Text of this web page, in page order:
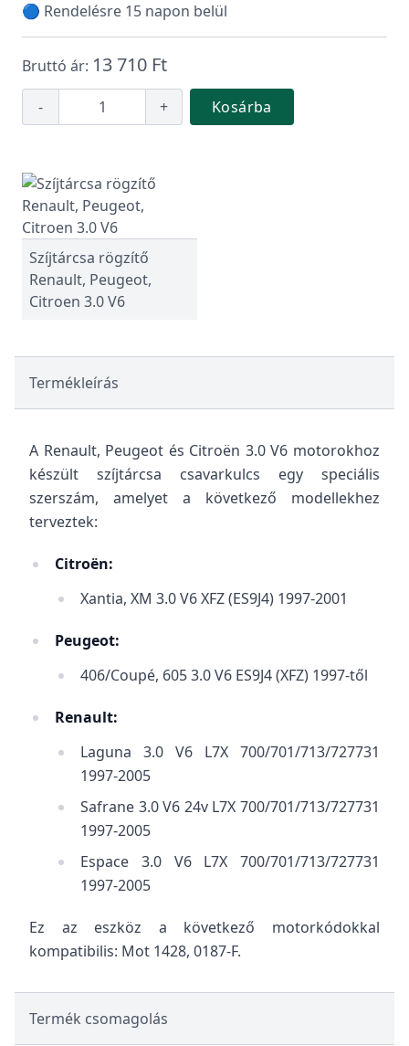
🔵 Rendelésre 15 napon belül
Bruttó ár: 13 710 Ft
- + Kosárba
Szíjtárcsa rögzítő
Renault, Peugeot,
Citroen 3.0 V6
Termékleírás
A Renault, Peugeot és Citroën 3.0 V6 motorokhoz
készült szíjtárcsa csavarkulcs egy speciális
szerszám, amelyet a következő modellekhez
terveztek:
Citroën:
Xantia, XM 3.0 V6 XFZ (ES9J4) 1997-2001
Peugeot:
406/Coupé, 605 3.0 V6 ES9J4 (XFZ) 1997-től
Renault:
Laguna 3.0 V6 L7X 700/701/713/727731
1997-2005
Safrane 3.0 V6 24v L7X 700/701/713/727731
1997-2005
Espace 3.0 V6 L7X 700/701/713/727731
1997-2005
Ez az eszköz a következő motorkódokkal
kompatibilis: Mot 1428, 0187-F.
Termék csomagolás